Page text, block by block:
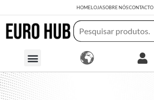
HOMELOJASOBRE NÓSCONTACTO